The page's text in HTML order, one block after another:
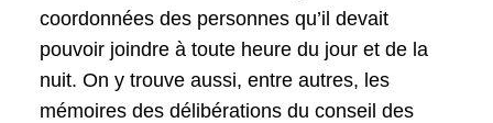
coordonnées des personnes qu’il devait
pouvoir joindre à toute heure du jour et de la
nuit. On y trouve aussi, entre autres, les
mémoires des délibérations du conseil des